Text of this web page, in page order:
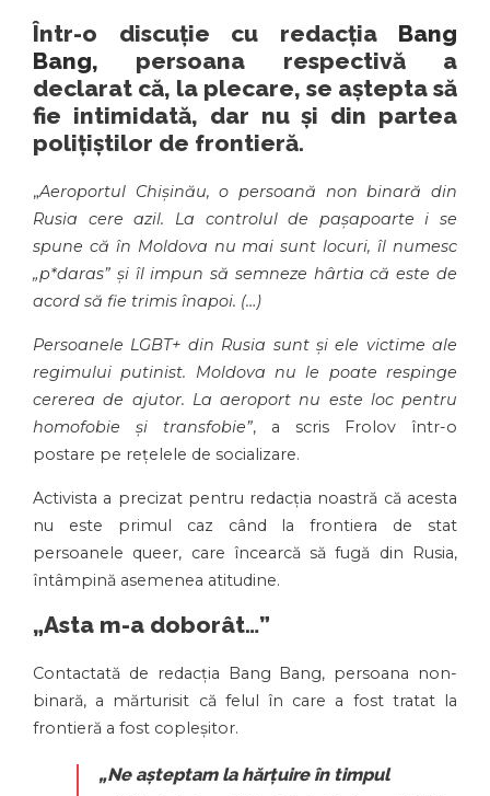
Într-o discuție cu redacția Bang
Bang, persoana respectivă a
declarat că, la plecare, se aștepta să
fie intimidată, dar nu și din partea
polițiștilor de frontieră.
„Aeroportul Chișinău, o persoană non binară din
Rusia cere azil. La controlul de pașapoarte i se
spune că în Moldova nu mai sunt locuri, îl numesc
„p*daras” și îl impun să semneze hârtia că este de
acord să fie trimis înapoi. (…)
Persoanele LGBT+ din Rusia sunt și ele victime ale
regimului putinist. Moldova nu le poate respinge
cererea de ajutor. La aeroport nu este loc pentru
homofobie și transfobie”, a scris Frolov într-o
postare pe rețelele de socializare.
Activista a precizat pentru redacția noastră că acesta
nu este primul caz când la frontiera de stat
persoanele queer, care încearcă să fugă din Rusia,
întâmpină asemenea atitudine.
„Asta m-a doborât…”
Contactată de redacția Bang Bang, persoana non-
binară, a mărturisit că felul în care a fost tratat la
frontieră a fost copleșitor.
„Ne așteptam la hărțuire în timpul